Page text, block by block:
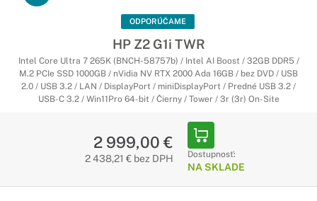
ODPORÚČAME
HP Z2 G1i TWR
Intel Core Ultra 7 265K (BNCH-58757b) / Intel AI Boost / 32GB DDR5 /
M.2 PCIe SSD 1000GB / nVidia NV RTX 2000 Ada 16GB / bez DVD / USB
2.0 / USB 3.2 / LAN / DisplayPort / miniDisplayPort / Predné USB 3.2 /
USB-C 3.2 / Win11Pro 64-bit / Čierny / Tower / 3r (3r) On-Site
2 999,00 €
2 438,21 € bez DPH Dostupnosť:
NA SKLADE